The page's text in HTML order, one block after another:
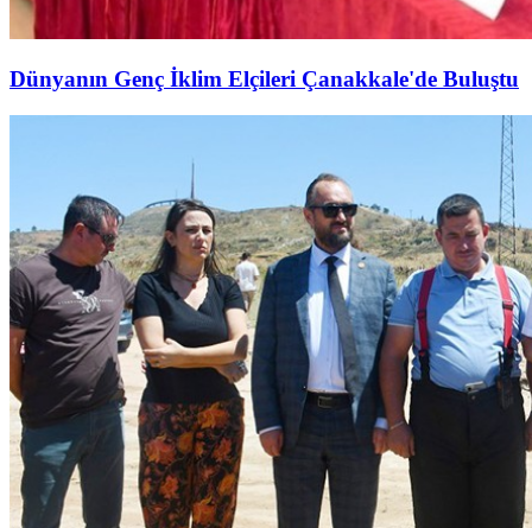
Dünyanın Genç İklim Elçileri Çanakkale'de Buluştu